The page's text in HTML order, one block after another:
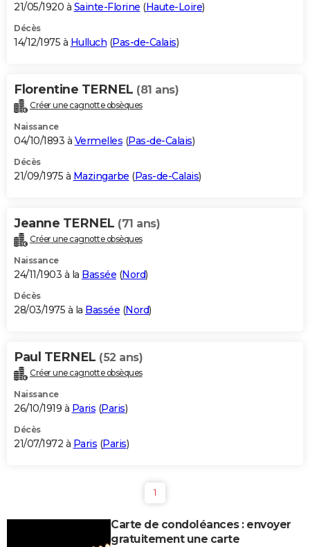
21/05/1920 à Sainte-Florine (Haute-Loire)
Décès
14/12/1975 à Hulluch (Pas-de-Calais)
Florentine TERNEL (81 ans)
Créer une cagnotte obsèques
Naissance
04/10/1893 à Vermelles (Pas-de-Calais)
Décès
21/09/1975 à Mazingarbe (Pas-de-Calais)
Jeanne TERNEL (71 ans)
Créer une cagnotte obsèques
Naissance
24/11/1903 à la Bassée (Nord)
Décès
28/03/1975 à la Bassée (Nord)
Paul TERNEL (52 ans)
Créer une cagnotte obsèques
Naissance
26/10/1919 à Paris (Paris)
Décès
21/07/1972 à Paris (Paris)
1
Carte de condoléances : envoyer
gratuitement une carte